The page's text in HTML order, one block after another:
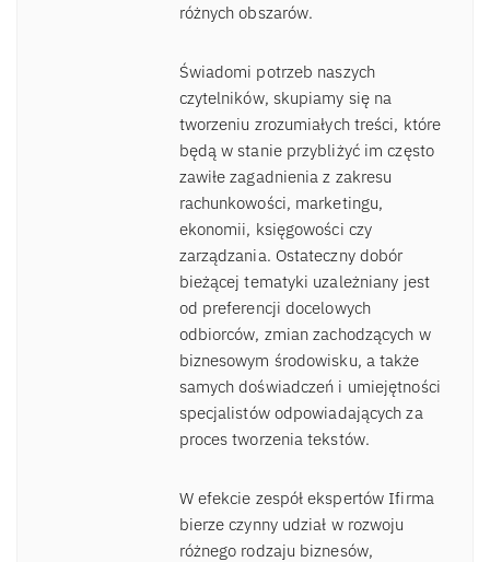
różnych obszarów.
Świadomi potrzeb naszych
czytelników, skupiamy się na
tworzeniu zrozumiałych treści, które
będą w stanie przybliżyć im często
zawiłe zagadnienia z zakresu
rachunkowości, marketingu,
ekonomii, księgowości czy
zarządzania. Ostateczny dobór
bieżącej tematyki uzależniany jest
od preferencji docelowych
odbiorców, zmian zachodzących w
biznesowym środowisku, a także
samych doświadczeń i umiejętności
specjalistów odpowiadających za
proces tworzenia tekstów.
W efekcie zespół ekspertów Ifirma
bierze czynny udział w rozwoju
różnego rodzaju biznesów,